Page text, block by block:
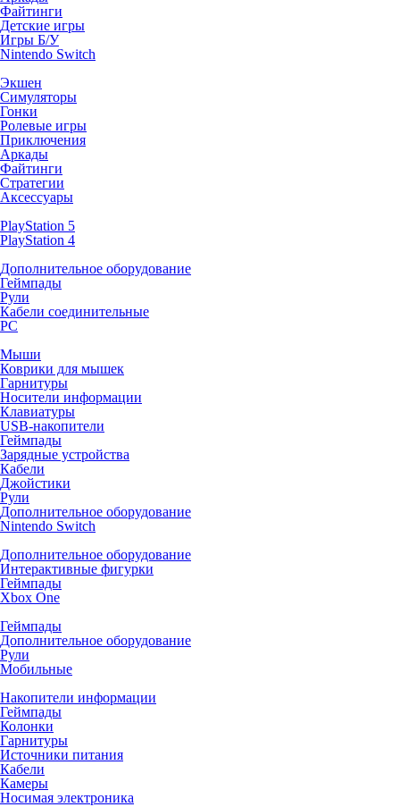
Файтинги
Детские игры
Игры Б/У
Nintendo Switch
Экшен
Симуляторы
Гонки
Ролевые игры
Приключения
Аркады
Файтинги
Стратегии
Аксессуары
PlayStation 5
PlayStation 4
Дополнительное оборудование
Геймпады
Рули
Кабели соединительные
PC
Мыши
Коврики для мышек
Гарнитуры
Носители информации
Клавиатуры
USB-накопители
Геймпады
Зарядные устройства
Кабели
Джойстики
Рули
Дополнительное оборудование
Nintendo Switch
Дополнительное оборудование
Интерактивные фигурки
Геймпады
Xbox One
Геймпады
Дополнительное оборудование
Рули
Мобильные
Накопители информации
Геймпады
Колонки
Гарнитуры
Источники питания
Кабели
Камеры
Носимая электроника